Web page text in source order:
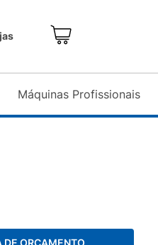
Máquinas Profissionais
DE ORÇAMENTO